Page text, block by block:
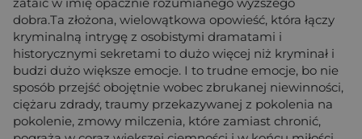
dobra.Ta złożona, wielowątkowa opowieść, która łączy
kryminalną intrygę z osobistymi dramatami i
historycznymi sekretami to dużo więcej niż kryminał i
budzi dużo większe emocje. I to trudne emocje, bo nie
sposób przejść obojętnie wobec zbrukanej niewinności,
ciężaru zdrady, traumy przekazywanej z pokolenia na
pokolenie, zmowy milczenia, które zamiast chronić,